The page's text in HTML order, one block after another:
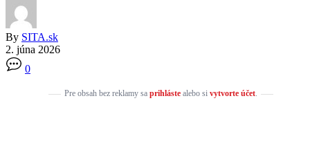
By SITA.sk
2. júna 2026
0
Pre obsah bez reklamy sa prihlástealebo si vytvorte účet.